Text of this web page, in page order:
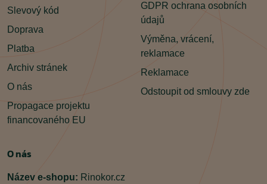
Slevový kód
Doprava
Platba
Archiv stránek
O nás
Propagace projektu
financovaného EU
GDPR ochrana osobních
údajů
Výměna, vrácení,
reklamace
Reklamace
Odstoupit od smlouvy zde
O nás
Název e-shopu: Rinokor.cz